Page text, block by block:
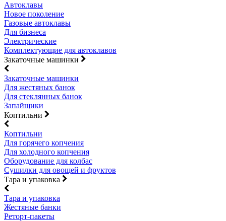
Автоклавы
Новое поколение
Газовые автоклавы
Для бизнеса
Электрические
Комплектующие для автоклавов
Закаточные машинки
Закаточные машинки
Для жестяных банок
Для стеклянных банок
Запайщики
Коптильни
Коптильни
Для горячего копчения
Для холодного копчения
Оборудование для колбас
Сушилки для овощей и фруктов
Тара и упаковка
Тара и упаковка
Жестяные банки
Реторт-пакеты